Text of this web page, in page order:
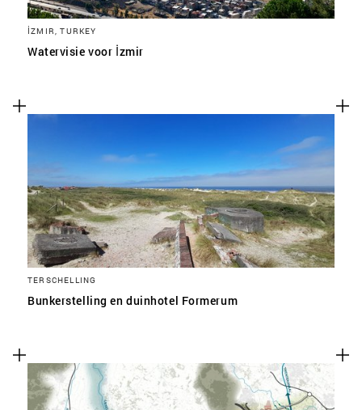
İZMIR, TURKEY
Watervisie voor İzmir
TERSCHELLING
Bunkerstelling en duinhotel Formerum